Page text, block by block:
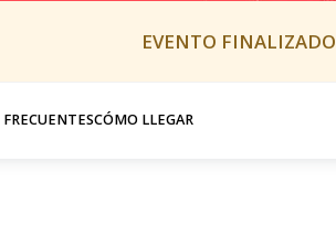
EVENTO FINALIZADO
CÓMO LLEGAR